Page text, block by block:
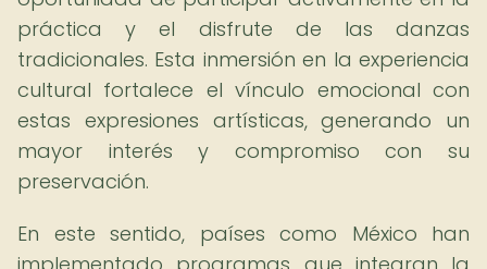
práctica y el disfrute de las danzas
tradicionales. Esta inmersión en la experiencia
cultural fortalece el vínculo emocional con
estas expresiones artísticas, generando un
mayor interés y compromiso con su
preservación.
En este sentido, países como México han